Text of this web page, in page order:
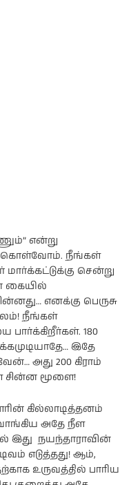
என்று
கொள்வோம். நீங்கள்
சென்று
கையில்
எனக்கு பெருசு
நீங்கள்
180
இதே
அது 200 கிராம்
சின்ன மூளை!
கில்லாடித்தனம்
அதே நீள
இது நயந்தாராவின்
எடுத்தது! ஆம்,
உருவத்தில் பாரிய